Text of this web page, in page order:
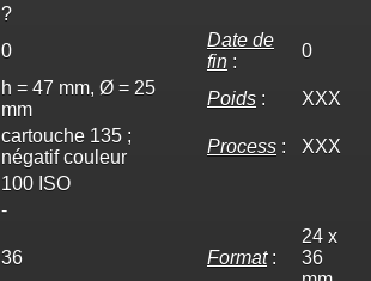
?
0
Date de
fin :
0
h = 47 mm, Ø = 25
mm
Poids : XXX
cartouche 135 ;
négatif couleur
Process :
XXX
100 ISO
-
36 Format:
24 x
36